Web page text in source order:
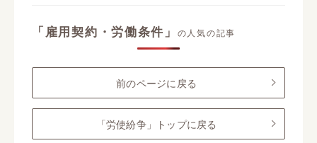
「雇用契約・労働条件」 の人気の記事
前のページに戻る
「労使紛争」トップに戻る